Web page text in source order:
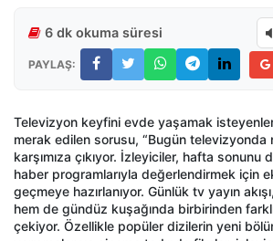
6 dk okuma süresi
PAYLAŞ:
Televizyon keyfini evde yaşamak
merak edilen sorusu, “Bugün televizyonda
karşımıza çıkıyor. İzleyiciler, hafta sonunu
haber programlarıyla değerlendirmek için
geçmeye hazırlanıyor. Günlük tv yayın
hem de gündüz kuşağında birbirinden
çekiyor. Özellikle popüler dizilerin yeni